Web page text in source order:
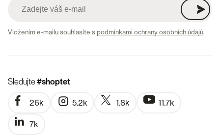
Vložením e-mailu souhlasíte spodmínkami ochrany osobních údajů.
Sledujte#shoptet
26k 5.2k 1.8k 11.7k
7k